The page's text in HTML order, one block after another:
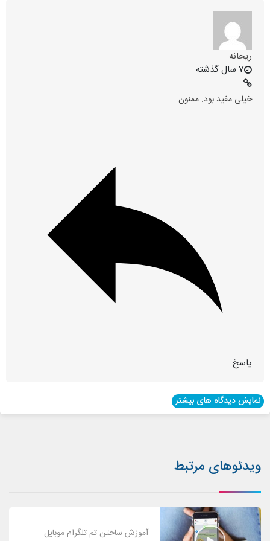
ریحانه
7 سال گذشته
خیلی مفید بود. ممنون
پاسخ
نمایش دیدگاه های بیشتر
ویدئوهای مرتبط
آموزش ساختن تم تلگرام موبایل